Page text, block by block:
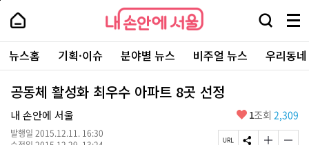
본
로
가
내
손
안
에
서
울
-
서
울
시
대
내
손
에
울
검
창
열
기
메
뉴
전
체
보
주
요
서
뉴스홈 기획·이슈 분야별 뉴스 비주얼 뉴스 우리동
공동체 활성화 최우수 아파트 8곳 선정
내 손안에 서울
발행일 2015.12.11. 16:30
좋
요
1조회 2,309
페
상
단
로